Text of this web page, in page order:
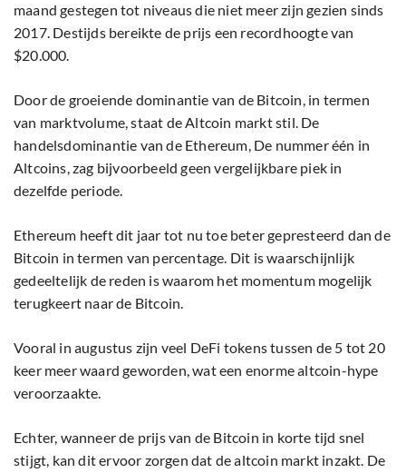
maand gestegen tot niveaus die niet meer zijn gezien sinds
2017. Destijds bereikte de prijs een recordhoogte van
$20.000.
Door de groeiende dominantie van de Bitcoin, in termen
van marktvolume, staat de Altcoin markt stil. De
handelsdominantie van de Ethereum, De nummer één in
Altcoins, zag bijvoorbeeld geen vergelijkbare piek in
dezelfde periode.
Ethereum heeft dit jaar tot nu toe beter gepresteerd dan de
Bitcoin in termen van percentage. Dit is waarschijnlijk
gedeeltelijk de reden is waarom het momentum mogelijk
terugkeert naar de Bitcoin.
Vooral in augustus zijn veel DeFi tokens tussen de 5 tot 20
keer meer waard geworden, wat een enorme altcoin-hype
veroorzaakte.
Echter, wanneer de prijs van de Bitcoin in korte tijd snel
stijgt, kan dit ervoor zorgen dat de altcoin markt inzakt. De